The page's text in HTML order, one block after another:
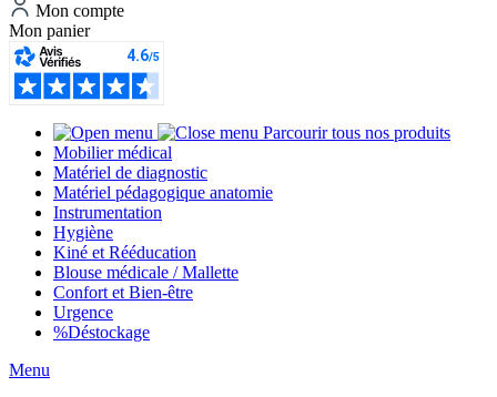
Mon compte
Mon panier
Parcourir tous nos produits
Mobilier médical
Matériel de diagnostic
Matériel pédagogique anatomie
Instrumentation
Hygiène
Kiné et Rééducation
Blouse médicale / Mallette
Confort et Bien-être
Urgence
%Déstockage
Menu